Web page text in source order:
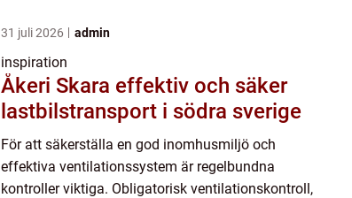
31 juli 2026 admin
inspiration
Åkeri Skara effektiv och säker
lastbilstransport i södra sverige
För att säkerställa en god inomhusmiljö och
effektiva ventilationssystem är regelbundna
kontroller viktiga. Obligatorisk ventilationskontroll,